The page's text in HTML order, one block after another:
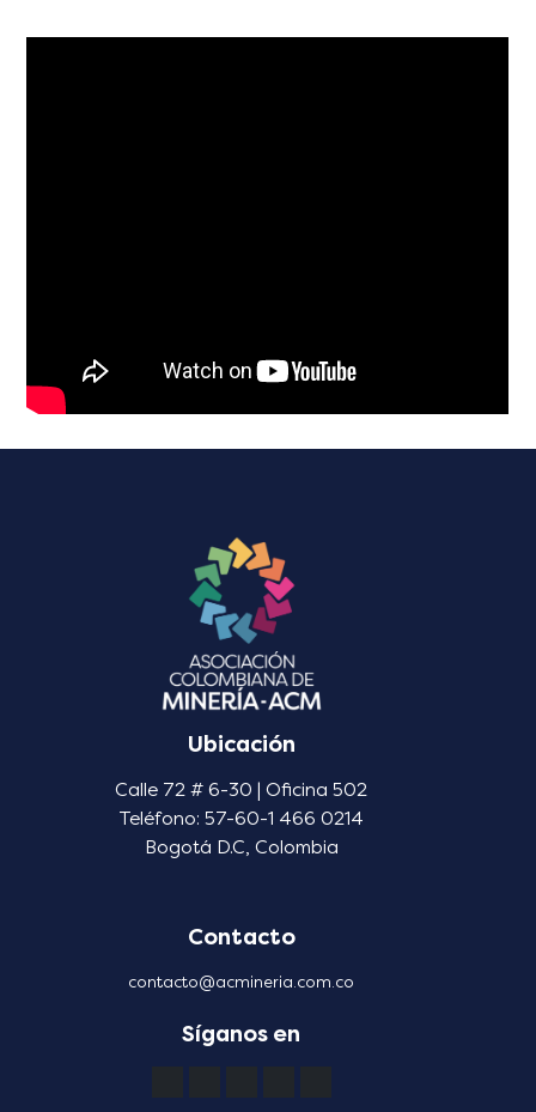
Ubicación
Calle 72 # 6-30 | Oficina 502
Teléfono: 57-60-1 466 0214
Bogotá D.C, Colombia
Contacto
contacto@acmineria.com.co
Síganos en